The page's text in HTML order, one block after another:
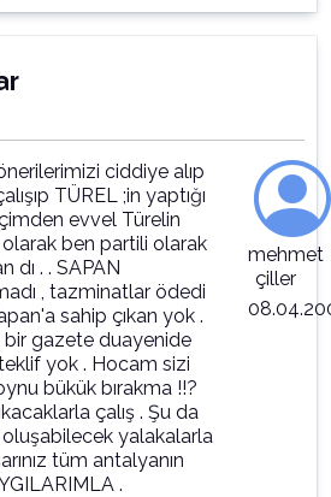
ciddiye alıp
TÜREL ;in yaptığı
evvel Türelin
ben partili olarak
dı . . SAPAN
, tazminatlar ödedi
sahip çıkan yok .
bir gazete duayenide
yok . Hocam sizi
bükük bırakma !!?
çalış . Şu da
yalakalarla
tüm antalyanın
.
mehmet
çiller